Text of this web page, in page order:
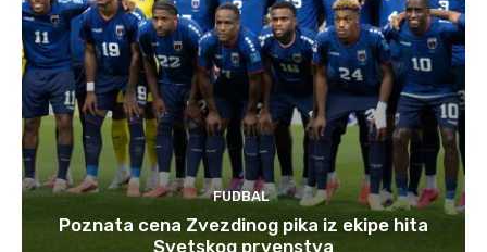
FUDBAL
Poznata cena Zvezdinog pika iz ekipe hita
Svetskog prvenstva